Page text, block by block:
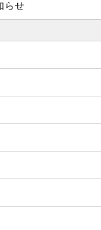
る約款・委託要件・内管
をご利用したい方へ
いいただくために
役割と安全機能
管の交換のおすすめ
全に
備の注意点
えのメリット
・脱衣室
ター
らせ